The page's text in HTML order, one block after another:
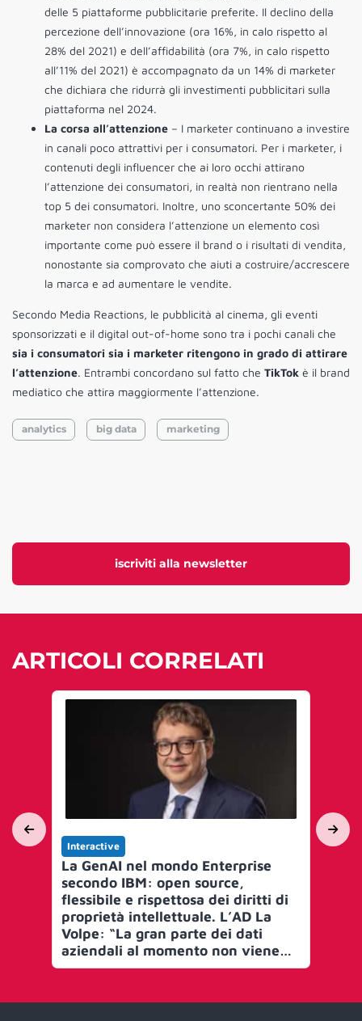
iscriviti alla newsletter
delle 5 piattaforme pubblicitarie preferite. Il declino della
percezione dell’innovazione (ora 16%, in calo rispetto al
28% del 2021) e dell’affidabilità (ora 7%, in calo rispetto
all’11% del 2021) è accompagnato da un 14% di marketer
che dichiara che ridurrà gli investimenti pubblicitari sulla
piattaforma nel 2024.
La corsa all’attenzione – I marketer continuano a investire
in canali poco attrattivi per i consumatori. Per i marketer, i
contenuti degli influencer che ai loro occhi attirano
l’attenzione dei consumatori, in realtà non rientrano nella
top 5 dei consumatori. Inoltre, uno sconcertante 50% dei
marketer non considera l’attenzione un elemento così
importante come può essere il brand o i risultati di vendita,
nonostante sia comprovato che aiuti a costruire/accrescere
la marca e ad aumentare le vendite.
Secondo Media Reactions, le pubblicità al cinema, gli eventi
sponsorizzati e il digital out-of-home sono tra i pochi canali che
sia i consumatori sia i marketer ritengono in grado di attirare
l’attenzione. Entrambi concordano sul fatto che TikTok è il brand
mediatico che attira maggiormente l’attenzione.
analytics big data marketing
ARTICOLI CORRELATI
Interactive
La GenAI nel mondo Enterprise
secondo IBM: open source,
flessibile e rispettosa dei diritti di
proprietà intellettuale. L’AD La
Volpe: “La gran parte dei dati
aziendali al momento non viene
sfruttata”